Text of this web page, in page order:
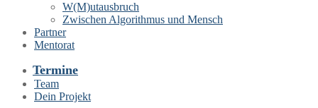
W(M)utausbruch
Zwischen Algorithmus und Mensch
Partner
Mentorat
Termine
Team
Dein Projekt